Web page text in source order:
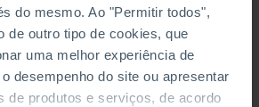
do mesmo. Ao "Permitir todos",
de outro tipo de cookies, que
uma melhor experiência de
desempenho do site ou apresentar
de produtos e serviços, de acordo